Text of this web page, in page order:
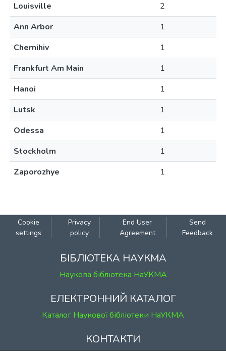
Louisville
2
Ann Arbor
1
Chernihiv
1
Frankfurt Am Main
1
Hanoi
1
Lutsk
1
Odessa
1
Stockholm
1
Zaporozhye
1
Cookie
settings
Privacy
policy
End User
Agreement
Send
Feedback
БІБЛІОТЕКА НАУКМА
Наукова бібліотека НаУКМА
ЕЛЕКТРОННИЙ КАТАЛОГ
Каталог Наукової бібліотеки НаУКМА
КОНТАКТИ